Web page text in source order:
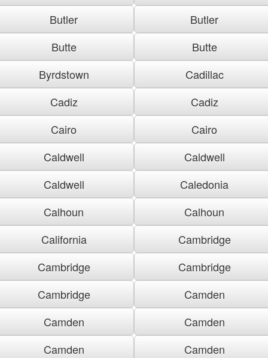
Butler
Butler
Butte
Butte
Byrdstown
Cadillac
Cadiz
Cadiz
Cairo
Cairo
Caldwell
Caldwell
Caldwell
Caledonia
Calhoun
Calhoun
California
Cambridge
Cambridge
Cambridge
Cambridge
Camden
Camden
Camden
Camden
Camden